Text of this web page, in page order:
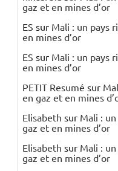
gaz et en mines d’or
ES sur Mali : un pays
en mines d’or
ES sur Mali : un pays
en mines d’or
PETIT Resumé sur
en gaz et en mines
Elisabeth sur Mali :
gaz et en mines d’or
Elisabeth sur Mali :
gaz et en mines d’or